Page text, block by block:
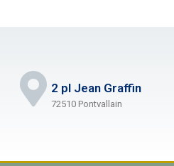
2 pl Jean Graffin
72510 Pontvallain